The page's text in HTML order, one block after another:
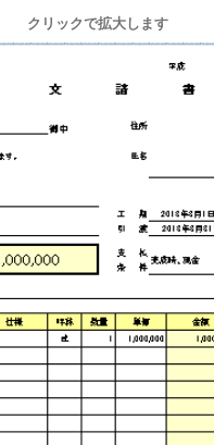
クリックで拡大します